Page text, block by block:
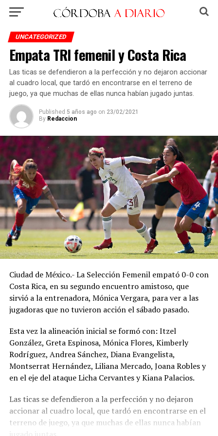
UNCATEGORIZED
Empata TRI femenil y Costa Rica
Las ticas se defendieron a la perfección y no dejaron accionar
al cuadro local, que tardó en encontrarse en el terreno de
juego, ya que muchas de ellas nunca habían jugado juntas.
Published 5 años ago on 23/02/2021
By Redaccion
Ciudad de México.- La Selección Femenil empató 0-0 con
Costa Rica, en su segundo encuentro amistoso, que
sirvió a la entrenadora, Mónica Vergara, para ver a las
jugadoras que no tuvieron acción el sábado pasado.
Esta vez la alineación inicial se formó con: Itzel
González, Greta Espinosa, Mónica Flores, Kimberly
Rodríguez, Andrea Sánchez, Diana Evangelista,
Montserrat Hernández, Liliana Mercado, Joana Robles y
en el eje del ataque Licha Cervantes y Kiana Palacios.
Las ticas se defendieron a la perfección y no dejaron
accionar al cuadro local, que tardó en encontrarse en el
terreno de juego, ya que muchas de ellas nunca habían